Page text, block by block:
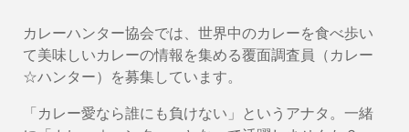
カレーハンター協会では、世界中のカレーを食べ歩い
て美味しいカレーの情報を集める覆面調査員（カレー
☆ハンター）を募集しています。
「カレー愛なら誰にも負けない」というアナタ。一緒